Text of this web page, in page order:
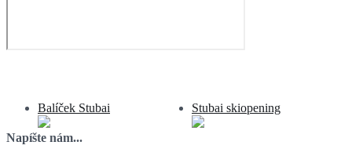
Balíček Stubai Stubai skiopening
Napíšte nám...